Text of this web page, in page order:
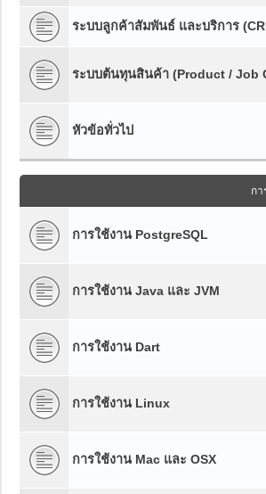
ระบบลูกค้าสัมพันธ์ และบริการ
ระบบต้นทุนสินค้า (Product / Job
หัวข้อทั่วไป
กา
การใช้งาน PostgreSQL
การใช้งาน Java และ JVM
การใช้งาน Dart
การใช้งาน Linux
การใช้งาน Mac และ OSX